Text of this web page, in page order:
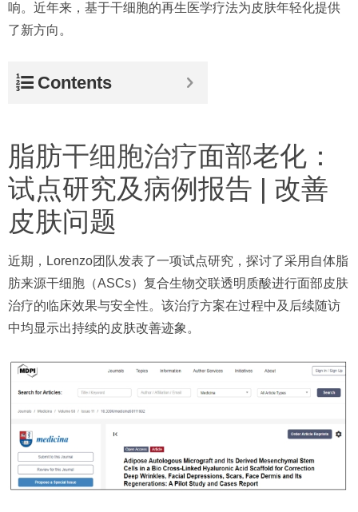
响。近年来，基于干细胞的再生医学疗法为皮肤年轻化提供
了新方向。
Contents
脂肪干细胞治疗面部老化：
试点研究及病例报告 | 改善
皮肤问题
近期，Lorenzo团队发表了一项试点研究，探讨了采用自体脂
肪来源干细胞（ASCs）复合生物交联透明质酸进行面部皮肤
治疗的临床效果与安全性。该治疗方案在过程中及后续随访
中均显示出持续的皮肤改善迹象。